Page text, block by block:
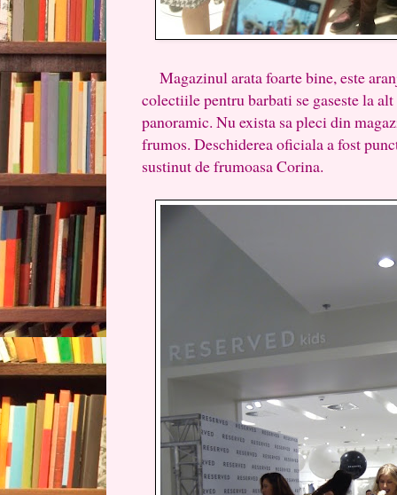
Magazinul arata foarte bine, este
colectiile pentru barbati se gaseste la
panoramic. Nu exista sa pleci din
frumos. Deschiderea oficiala a fost
sustinut de frumoasa Corina.